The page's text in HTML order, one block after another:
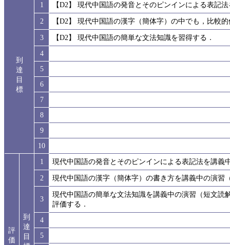
到
達
目
標
1
【D2】 現代中国語の発音とそのピンインによる表記
2
【D2】 現代中国語の漢字（簡体字）の中でも，比較
3
【D2】 現代中国語の簡単な文法知識を習得する．
4
5
6
7
8
9
10
評
価
到
達
目
1
現代中国語の発音とそのピンインによる表記法を講義
2
現代中国語の漢字（簡体字）の書き方を講義中の演習
3
現代中国語の簡単な文法知識を講義中の演習（短文
評価する．
4
5